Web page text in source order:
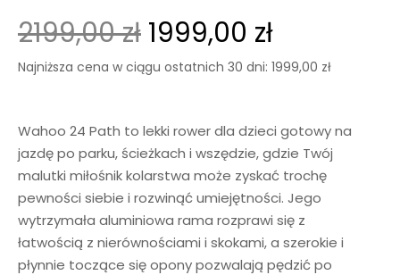
2199,00zł 1999,00 zł
Najniższa cena w ciągu ostatnich 30 dni: 1999,00 zł
Wahoo 24 Path to lekki rower dla dzieci gotowy na
jazdę po parku, ścieżkach i wszędzie, gdzie Twój
malutki miłośnik kolarstwa może zyskać trochę
pewności siebie i rozwinąć umiejętności. Jego
wytrzymała aluminiowa rama rozprawi się z
łatwością z nierównościami i skokami, a szerokie i
płynnie toczące się opony pozwalają pędzić po